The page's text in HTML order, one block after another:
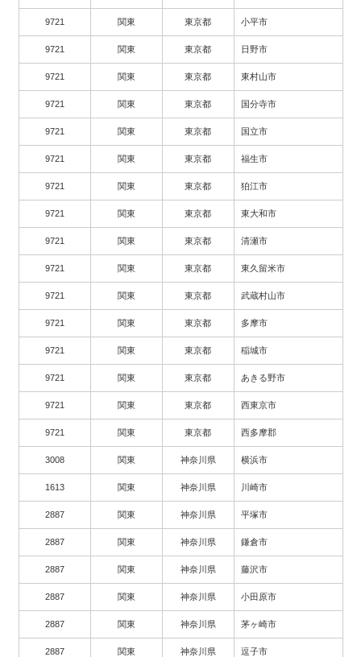
9721 関東 東京都 小平市
9721 関東 東京都 日野市
9721 関東 東京都 東村山市
9721 関東 東京都 国分寺市
9721 関東 東京都 国立市
9721 関東 東京都 福生市
9721 関東 東京都 狛江市
9721 関東 東京都 東大和市
9721 関東 東京都 清瀬市
9721 関東 東京都 東久留米市
9721 関東 東京都 武蔵村山市
9721 関東 東京都 多摩市
9721 関東 東京都 稲城市
9721 関東 東京都 あきる野市
9721 関東 東京都 西東京市
9721 関東 東京都 西多摩郡
3008 関東 神奈川県 横浜市
1613 関東 神奈川県 川崎市
2887 関東 神奈川県 平塚市
2887 関東 神奈川県 鎌倉市
2887 関東 神奈川県 藤沢市
2887 関東 神奈川県 小田原市
2887 関東 神奈川県 茅ヶ崎市
2887 関東 神奈川県 逗子市